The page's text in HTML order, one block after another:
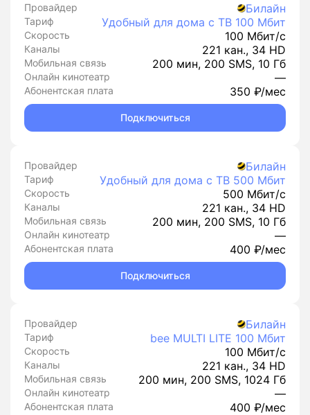
Провайдер Билайн
Тариф Удобный для дома с ТВ 100 Мбит
Скорость 100 Мбит/с
Каналы 221 кан., 34 HD
Мобильная связь 200 мин, 200 SMS, 10 Гб
Онлайн кинотеатр —
Абонентская плата 350 ₽/мес
Подключиться
Провайдер Билайн
Тариф Удобный для дома с ТВ 500 Мбит
Скорость 500 Мбит/с
Каналы 221 кан., 34 HD
Мобильная связь 200 мин, 200 SMS, 10 Гб
Онлайн кинотеатр —
Абонентская плата 400 ₽/мес
Подключиться
Провайдер Билайн
Тариф bee MULTI LITE 100 Мбит
Скорость 100 Мбит/с
Каналы 221 кан., 34 HD
Мобильная связь 200 мин, 200 SMS, 1024 Гб
Онлайн кинотеатр —
Абонентская плата 400 ₽/мес